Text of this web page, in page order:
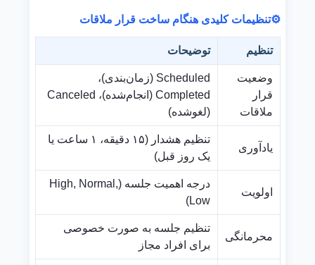
⚙️تنظیمات کلیدی هنگام ساخت قرار ملاقات
تنظیم توضیحات
وضعیت
قرار
ملاقات
Scheduled (زمان‌بندی)،
Completed (انجام‌شده)، Canceled
(لغوشده)
یادآوری
تنظیم هشدار (۱۵ دقیقه، ۱ ساعت یا
یک روز قبل)
اولویت
درجه اهمیت جلسه (High, Normal,
Low)
محرمانگی
تنظیم جلسه به صورت خصوصی
برای افراد مجاز